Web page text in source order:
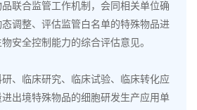
联合监管工作机制，会同相关单位确
调整、评估监管白名单的特殊物品进
安全控制能力的综合评估意见。
临床研究、临床试验、临床转化应
出境特殊物品的细胞研发生产应用单